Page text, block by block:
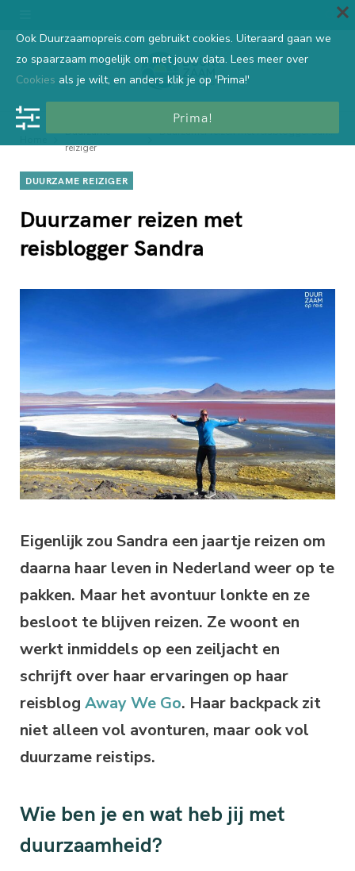
Duurzame
reiziger
Duurzamer reizen met reisblogger Sandra
DUURZAME REIZIGER
Duurzamer reizen met
reisblogger Sandra
Eigenlijk zou Sandra een jaartje reizen om
daarna haar leven in Nederland weer op te
pakken. Maar het avontuur lonkte en ze
besloot te blijven reizen. Ze woont en
werkt inmiddels op een zeiljacht en
schrijft over haar ervaringen op haar
reisblog Away We Go. Haar backpack zit
niet alleen vol avonturen, maar ook vol
duurzame reistips.
Wie ben je en wat heb jij met
duurzaamheid?
Ook Duurzaamopreis.com gebruikt cookies. Uiteraard gaan we
zo spaarzaam mogelijk om met jouw data. Lees meer over
Cookies als je wilt, en anders klik je op 'Prima!'
Prima!